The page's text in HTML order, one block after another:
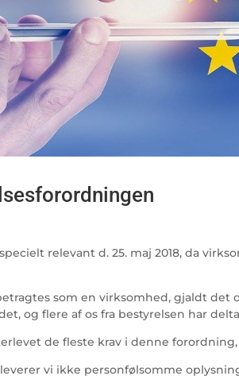
relevant d. 25. maj 2018, da
som en virksomhed, gjaldt det
og flere af os fra bestyrelsen har
de fleste krav i denne forordning,
vi ikke personfølsomme